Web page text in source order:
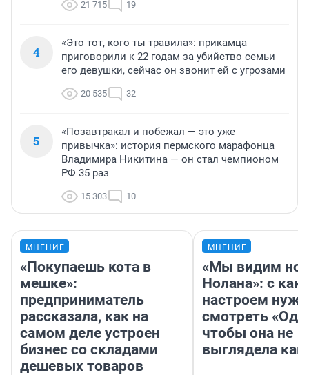
21 715 19
4
«Это тот, кого ты травила»: прикамца
приговорили к 22 годам за убийство семьи
его девушки, сейчас он звонит ей с угрозами
20 535 32
5
«Позавтракал и побежал — это уже
привычка»: история пермского марафонца
Владимира Никитина — он стал чемпионом
РФ 35 раз
15 303 10
МНЕНИЕ
«Покупаешь кота в
мешке»:
предприниматель
рассказала, как на
самом деле устроен
бизнес со складами
дешевых товаров
МНЕНИЕ
«Мы видим
Нолана»: с
настроем
смотреть
чтобы она не
выглядела как